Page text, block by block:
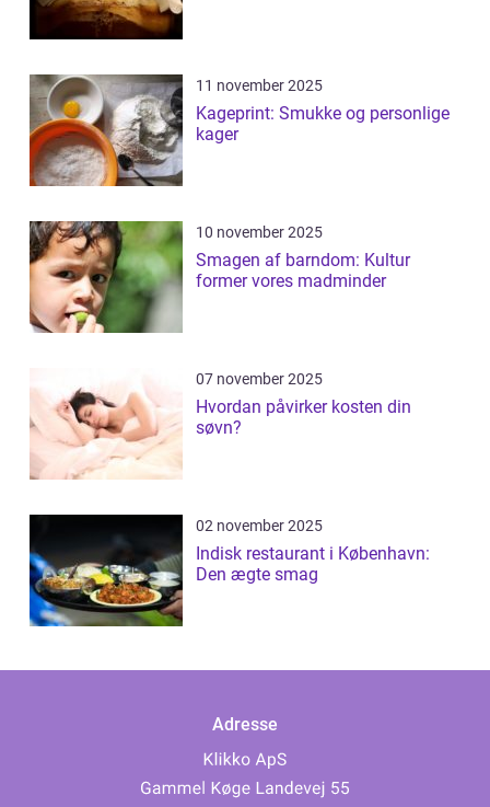
11 november 2025
Kageprint: Smukke og personlige
kager
10 november 2025
Smagen af barndom: Kultur
former vores madminder
07 november 2025
Hvordan påvirker kosten din
søvn?
02 november 2025
Indisk restaurant i København:
Den ægte smag
Adresse